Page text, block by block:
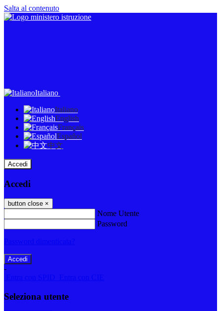
Salta al contenuto
Italiano
Italiano
English
Français
Español
中文
Accedi
Accedi
button close ×
Nome Utente
Password
-
Seleziona utente